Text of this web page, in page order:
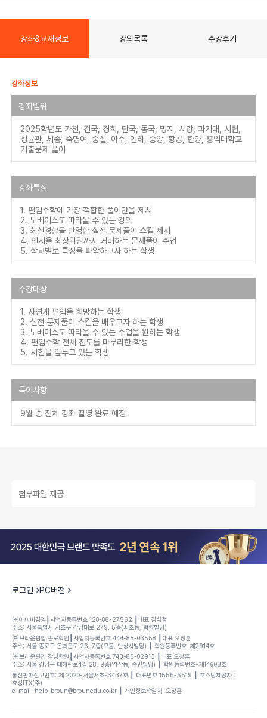
강좌&교재정보 강의목록 수강후기
강좌정보
강좌범위
2025학년도 가천, 건국, 경희, 단국, 동국, 명지, 서강, 과기대, 시립,
성균관, 세종, 숙명여, 숭실, 아주, 인하, 중앙, 항공, 한양, 홍익대학교
기출문제 풀이
강좌특징
1. 편입수학에 가장 적합한 풀이만을 제시
2. 노베이스도 따라올 수 있는 강의
3. 최신경향을 반영한 실전 문제풀이 스킬 제시
4. 인서울 최상위권까지 커버하는 문제풀이 수업
5. 학교별로 특징을 파악하고자 하는 학생
수강대상
1. 자연게 편입을 희망하는 학생
2. 실전 문제풀이 스킬을 배우고자 하는 학생
3. 노베이스도 따라올 수 있는 수업을 원하는 학생
4. 편입수학 전체 진도를 마무리한 학생
5. 시험을 앞두고 있는 학생
특이사항
9월 중 전체 강좌 촬영 완료 예정
첨부파일 제공
로그인 PC버전
㈜아이비김영┃사업자등록번호 120-88-27562 ┃대표 김석철
주소: 서울특별시 서초구 강남대로 279, 5층(서초동, 백향빌딩)
㈜브라운편입 종로학원┃사업자등록번호 444-85-03558 ┃대표 오창훈
주소: 서울 종로구 돈화문로 26, 7층(묘동, 단성사빌딩) ┃ 학원등록번호-제2914호
㈜브라운편입 강남학원┃사업자등록번호 743-85-02913 ┃대표 오창훈
주소: 서울 강남구 테헤란로4길 28, 9층(역삼동, 송민빌딩) ┃ 학원등록번호-제14603호
통신판매신고번호: 제 2020-서울서초-3437호 ┃ 대표변호 1555-5519 ┃ 호스팅제공자 :
효성ITX(주)
e-mail: help-broun@brounedu.co.kr ┃ 개인정보책임자: 오창훈